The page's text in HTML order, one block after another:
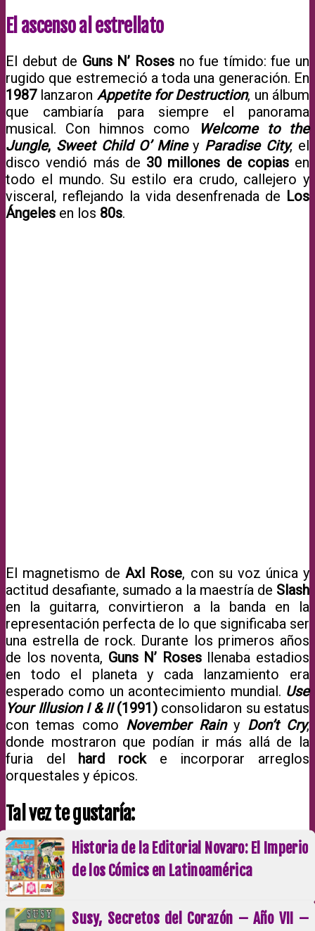
El ascenso al estrellato
El debut de Guns N’ Roses no fue tímido: fue un
rugido que estremeció a toda una generación. En
1987lanzaron Appetite for Destruction, un álbum
que cambiaría para siempre el panorama
musical. Con himnos como
Welcome to the
Jungle, Sweet Child O’ Miney Paradise City, el
disco vendió más de 30 millones de copiasen
todo el mundo. Su estilo era crudo, callejero y
visceral, reflejando la vida desenfrenada de Los
Ángeles en los 80s.
El magnetismo deAxl Rose, con su voz única y
actitud desafiante, sumado a la maestría de Slash
en la guitarra, convirtieron a la banda en la
representación perfecta de lo que significaba ser
una estrella de rock. Durante los primeros años
de los noventa, Guns N’ Rosesllenaba estadios
en todo el planeta y cada lanzamiento era
esperado como un acontecimiento mundial. Use
Your Illusion I & II(1991)consolidaron su estatus
con temas como November Rainy Don’t Cry,
donde mostraron que podían ir más allá de la
furia del hard rocke incorporar arreglos
orquestales y épicos.
Tal vez te gustaría:
Historia de la Editorial Novaro: El Imperio
de los Cómics en Latinoamérica
Susy, Secretos del Corazón – Año VII –